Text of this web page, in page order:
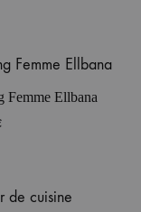
Femme Ellbana